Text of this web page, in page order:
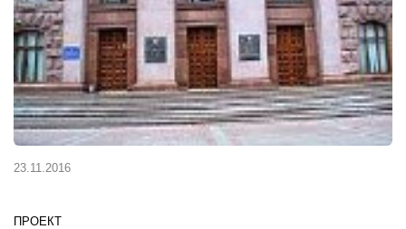
23.11.2016
ПРОЕКТ